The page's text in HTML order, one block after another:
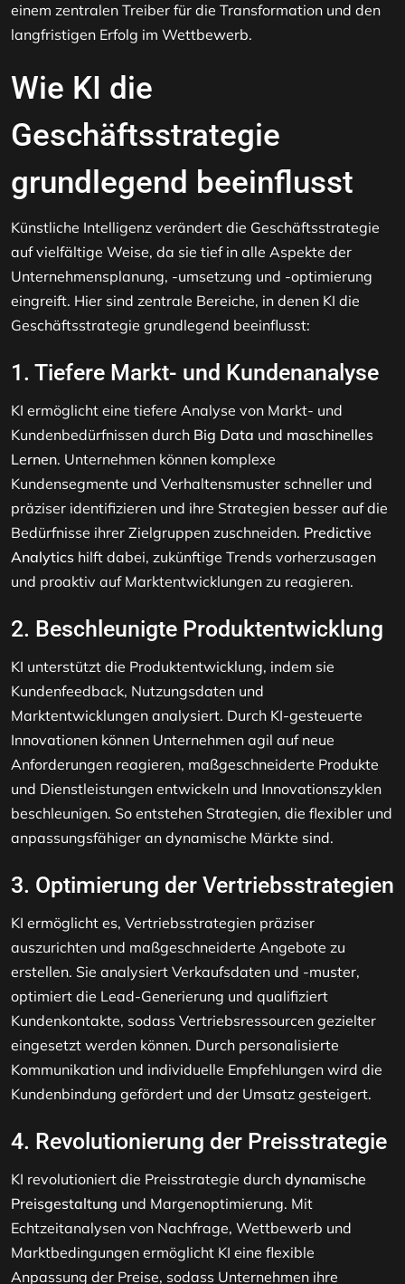
einem zentralen Treiber für die Transformation und den
langfristigen Erfolg im Wettbewerb.
Wie KI die
Geschäftsstrategie
grundlegend beeinflusst
Künstliche Intelligenz verändert die Geschäftsstrategie
auf vielfältige Weise, da sie tief in alle Aspekte der
Unternehmensplanung, -umsetzung und -optimierung
eingreift. Hier sind zentrale Bereiche, in denen KI die
Geschäftsstrategie grundlegend beeinflusst:
1. Tiefere Markt- und Kundenanalyse
KI ermöglicht eine tiefere Analyse von Markt- und
Kundenbedürfnissen durch Big Data und maschinelles
Lernen. Unternehmen können komplexe
Kundensegmente und Verhaltensmuster schneller und
präziser identifizieren und ihre Strategien besser auf die
Bedürfnisse ihrer Zielgruppen zuschneiden. Predictive
Analytics hilft dabei, zukünftige Trends vorherzusagen
und proaktiv auf Marktentwicklungen zu reagieren.
2. Beschleunigte Produktentwicklung
KI unterstützt die Produktentwicklung, indem sie
Kundenfeedback, Nutzungsdaten und
Marktentwicklungen analysiert. Durch KI-gesteuerte
Innovationen können Unternehmen agil auf neue
Anforderungen reagieren, maßgeschneiderte Produkte
und Dienstleistungen entwickeln und Innovationszyklen
beschleunigen. So entstehen Strategien, die flexibler und
anpassungsfähiger an dynamische Märkte sind.
3. Optimierung der Vertriebsstrategien
KI ermöglicht es, Vertriebsstrategien präziser
auszurichten und maßgeschneiderte Angebote zu
erstellen. Sie analysiert Verkaufsdaten und -muster,
optimiert die Lead-Generierung und qualifiziert
Kundenkontakte, sodass Vertriebsressourcen gezielter
eingesetzt werden können. Durch personalisierte
Kommunikation und individuelle Empfehlungen wird die
Kundenbindung gefördert und der Umsatz gesteigert.
4. Revolutionierung der Preisstrategie
KI revolutioniert die Preisstrategie durch dynamische
Preisgestaltung und Margenoptimierung. Mit
Echtzeitanalysen von Nachfrage, Wettbewerb und
Marktbedingungen ermöglicht KI eine flexible
Anpassung der Preise, sodass Unternehmen ihre